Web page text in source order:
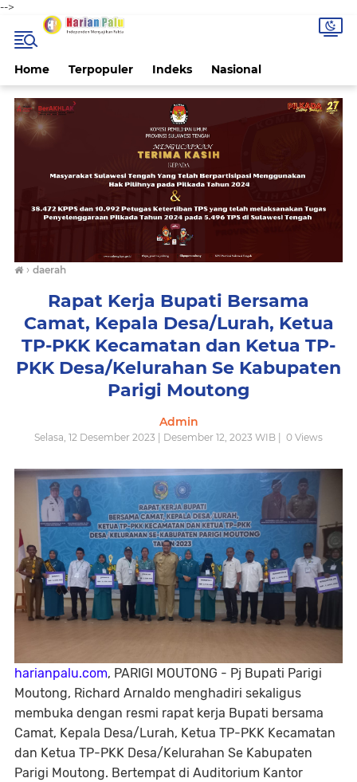
-->
Home Terpopuler Indeks Nasional
› daerah
Rapat Kerja Bupati Bersama
Camat, Kepala Desa/Lurah, Ketua
TP-PKK Kecamatan dan Ketua TP-
PKK Desa/Kelurahan Se Kabupaten
Parigi Moutong
Admin
Selasa, 12 Desember 2023 | Desember 12, 2023 WIB | 0 Views
harianpalu.com, PARIGI MOUTONG - Pj Bupati Parigi
Moutong, Richard Arnaldo menghadiri sekaligus
membuka dengan resmi rapat kerja Bupati bersama
Camat, Kepala Desa/Lurah, Ketua TP-PKK Kecamatan
dan Ketua TP-PKK Desa/Kelurahan Se Kabupaten
Parigi Moutong. Bertempat di Auditorium Kantor